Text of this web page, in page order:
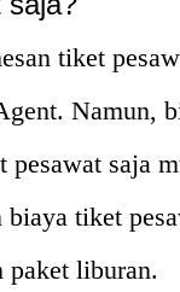
tiket
Namun,
pesawat saja
biaya tiket
paket liburan.